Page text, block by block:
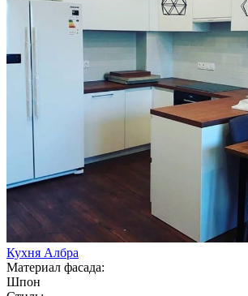
Кухня Албра
Материал фасада:
Шпон